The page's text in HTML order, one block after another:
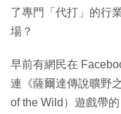
了專門「代打」的行
場？
早前有網民在
連《薩爾達傳說曠野
of the Wild）遊戲帶